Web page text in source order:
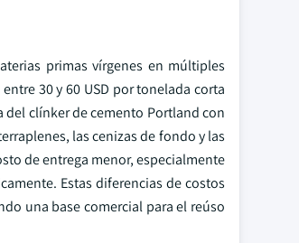
primas vírgenes en múltiples
30 y 60 USD por tonelada corta
del clínker de cemento Portland con
las cenizas de fondo y las
de entrega menor, especialmente
Estas diferencias de costos
una base comercial para el reúso